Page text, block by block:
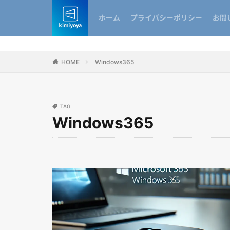
ホーム プライバシーポリシー お問
HOME Windows365
TAG
Windows365